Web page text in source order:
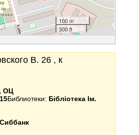
100 m
300 ft
В. 26 , к
ОЦ
Библиотеки: Бібліотека Ім.